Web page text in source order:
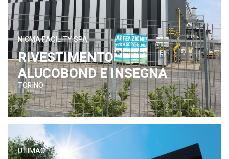
NICMA FACILITY SPA
RIVESTIMENTO
ALUCOBOND E INSEGNA
TORINO
UTIMAC